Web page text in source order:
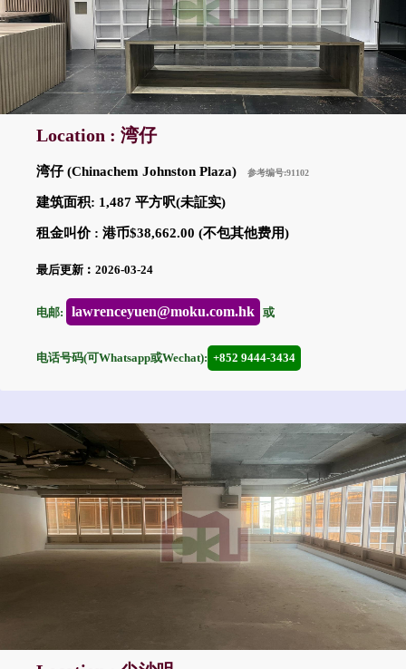
Location : 湾仔
湾仔 (Chinachem Johnston Plaza) 参考编号:91102
建筑面积: 1,487 平方呎(未証实)
租金叫价 : 港币$38,662.00 (不包其他费用)
最后更新︰2026-03-24
电邮: lawrenceyuen@moku.com.hk 或
电话号码(可Whatsapp或Wechat): +852 9444-3434